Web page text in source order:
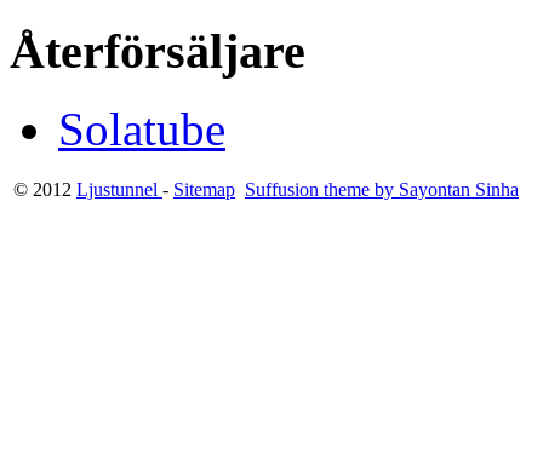
Återförsäljare
Solatube
© 2012 Ljustunnel - Sitemap Suffusion theme by Sayontan Sinha